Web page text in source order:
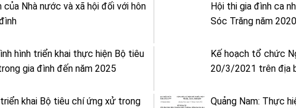
của Nhà nước và xã hội đối với hôn
Hội thi gia đình ca
Sóc Trăng năm 2020
hình triển khai thực hiện Bộ tiêu
gia đình đến năm 2025
Kế hoạch tổ chức
20/3/2021 trên địa
khai Bộ tiêu chí ứng xử trong
Quảng Nam: Thực